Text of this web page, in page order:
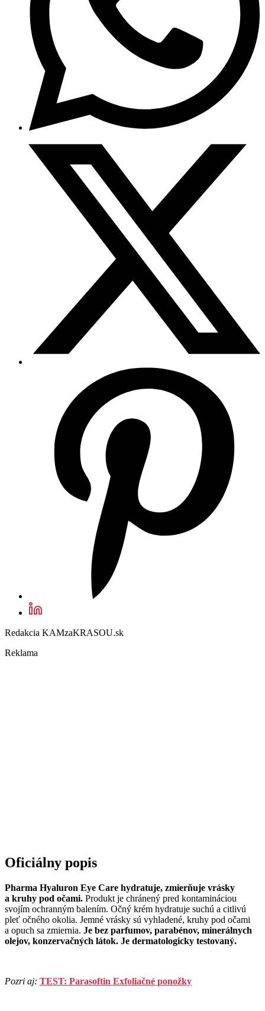
Redakcia KAMzaKRASOU.sk
Reklama
Oficiálny popis
Pharma Hyaluron Eye Care hydratuje, zmierňuje vrásky
a kruhy pod očami. Produkt je chránený pred kontamináciou
svojím ochranným balením. Očný krém hydratuje suchú a citlivú
pleť očného okolia. Jemné vrásky sú vyhladené, kruhy pod očami
a opuch sa zmiernia. Je bez parfumov, parabénov, minerálnych
olejov, konzervačných látok. Je dermatologicky testovaný.
Pozri aj: TEST: Parasoftin Exfoliačné ponožky